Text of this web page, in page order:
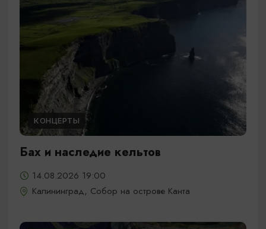
КОНЦЕРТЫ
Бах и наследие кельтов
14.08.2026 19:00
Калининград, Собор на острове Канта